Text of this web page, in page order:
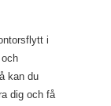
i
kan du
dig och få